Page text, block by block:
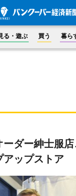
る・遊ぶ 買う 暮ら
ーダー紳士服
アップストア